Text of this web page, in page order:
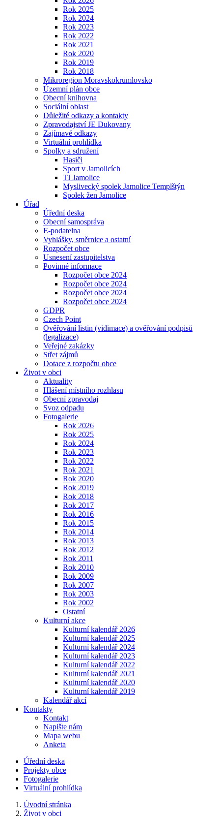
Rok 2025
Rok 2024
Rok 2023
Rok 2022
Rok 2021
Rok 2020
Rok 2019
Rok 2018
Mikroregion Moravskokrumlovsko
Územní plán obce
Obecní knihovna
Sociální oblast
Důležité odkazy a kontakty
Zpravodajství JE Dukovany
Zajímavé odkazy
Virtuální prohlídka
Spolky a sdružení
Hasiči
Sport v Jamolicích
TJ Jamolice
Myslivecký spolek Jamolice Templštýn
Spolek žen Jamolice
Úřad
Úřední deska
Obecní samospráva
E-podatelna
Vyhlášky, směrnice a ostatní
Rozpočet obce
Usnesení zastupitelstva
Povinné informace
Rozpočet obce 2024
Rozpočet obce 2024
Rozpočet obce 2024
Rozpočet obce 2024
GDPR
Czech Point
Ověřování listin (vidimace) a ověřování podpisů
(legalizace)
Veřejné zakázky
Střet zájmů
Dotace z rozpočtu obce
Život v obci
Aktuality
Hlášení místního rozhlasu
Obecní zpravodaj
Svoz odpadu
Fotogalerie
Rok 2026
Rok 2025
Rok 2024
Rok 2023
Rok 2022
Rok 2021
Rok 2020
Rok 2019
Rok 2018
Rok 2017
Rok 2016
Rok 2015
Rok 2014
Rok 2013
Rok 2012
Rok 2011
Rok 2010
Rok 2009
Rok 2007
Rok 2003
Rok 2002
Ostatní
Kulturní akce
Kulturní kalendář 2026
Kulturní kalendář 2025
Kulturní kalendář 2024
Kulturní kalendář 2023
Kulturní kalendář 2022
Kulturní kalendář 2021
Kulturní kalendář 2020
Kulturní kalendář 2019
Kalendář akcí
Kontakty
Kontakt
Napište nám
Mapa webu
Anketa
Úřední deska
Projekty obce
Fotogalerie
Virtuální prohlídka
Úvodní stránka
Život v obci